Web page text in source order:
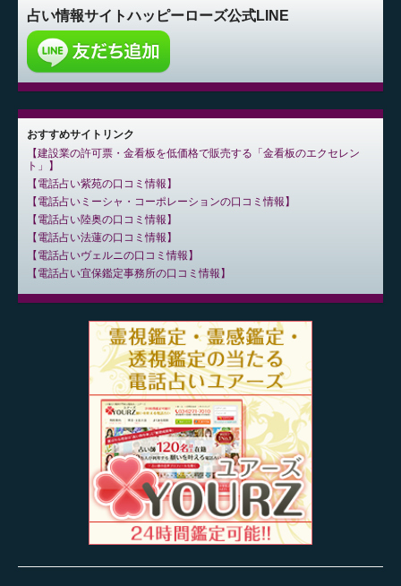
占い情報サイトハッピーローズ公式LINE
おすすめサイトリンク
建設業の許可票・金看板を低価格で販売する「金看板のエクセレン
ト」
電話占い紫苑の口コミ情報
電話占いミーシャ・コーポレーションの口コミ情報
電話占い陸奥の口コミ情報
電話占い法蓮の口コミ情報
電話占いヴェルニの口コミ情報
電話占い宜保鑑定事務所の口コミ情報